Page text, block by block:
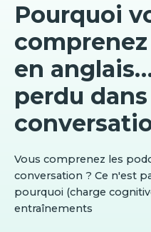
Pourquoi
en
perdu
Vous comprenez les
conversation ? Ce n'est
pourquoi (charge
entraînements